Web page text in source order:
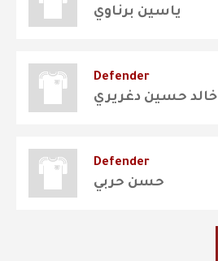
ياسين برناوي
Defender
خالد حسين دغريري
Defender
حسن حربي